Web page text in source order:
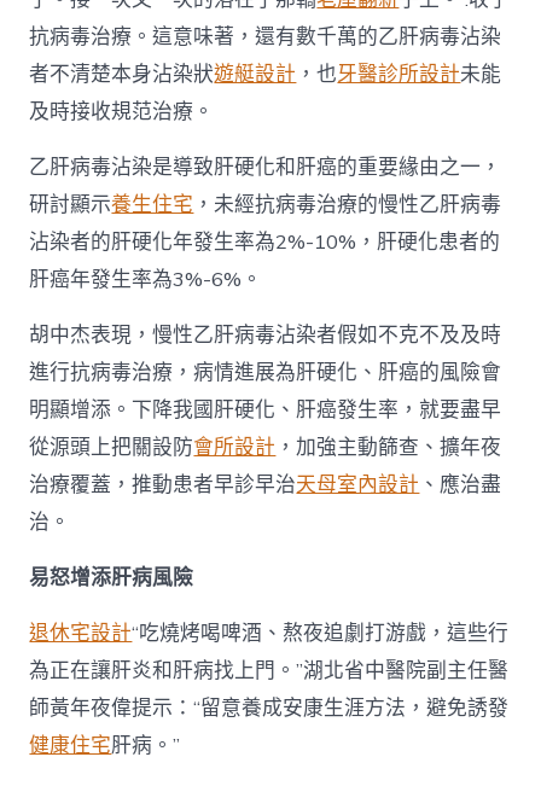
抗病毒治療。這意味著，還有數千萬的乙肝病毒沾染
者不清楚本身沾染狀遊艇設計 ，也牙醫診所設計未能
及時接收規范治療。
乙肝病毒沾染是導致肝硬化和肝癌的重要緣由之一，
研討顯示養生住宅 ，未經抗病毒治療的慢性乙肝病毒
沾染者的肝硬化年發生率為2%-10%，肝硬化患者的
肝癌年發生率為3%-6%。
胡中杰表現，慢性乙肝病毒沾染者假如不克不及及時
進行抗病毒治療，病情進展為肝硬化、肝癌的風險會
明顯增添。下降我國肝硬化、肝癌發生率，就要盡早
從源頭上把關設防會所設計 ，加強主動篩查、擴年夜
治療覆蓋，推動患者早診早治天母室內設計 、應治盡
治。
易怒增添肝病風險
退休宅設計“吃燒烤喝啤酒、熬夜追劇打游戲，這些行
為正在讓肝炎和肝病找上門。”湖北省中醫院副主任醫
師黃年夜偉提示：“留意養成安康生涯方法，避免誘發
健康住宅肝病。”